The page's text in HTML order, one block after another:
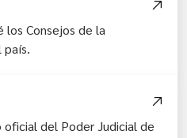
los Consejos de la
país.
oficial del Poder Judicial de